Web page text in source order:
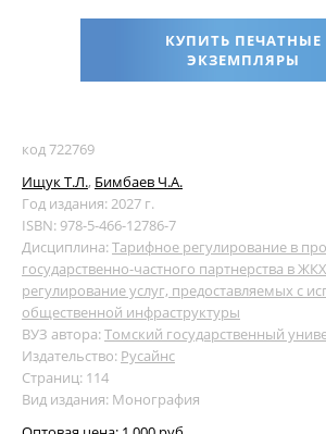
КУПИТЬ ПЕЧАТНЫЕ
ЭКЗЕМПЛЯРЫ
код 722769
Ищук Т.Л., Бимбаев Ч.А.
Год издания: 2027 г.
ISBN: 978-5-466-12786-7
Дисциплина:Тарифное регулирование в
государственно-частного партнерства в ЖКХ
регулирование услуг, предоставляемых с
общественной инфраструктуры
ВУЗ автора:Томский государственный
Издательство: Русайнс
Страниц: 114
Вид издания: Монография